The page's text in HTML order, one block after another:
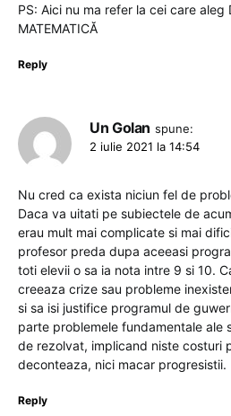
PS: Aici nu ma refer la cei care aleg
MATEMATICĂ
Reply
Un Golan spune:
2 iulie 2021 la 14:54
Nu cred ca exista niciun fel de
Daca va uitati pe subiectele de
erau mult mai complicate si mai
profesor preda dupa aceeasi
toti elevii o sa ia nota intre 9 si 10.
creeaza crize sau probleme
si sa isi justifice programul de
parte problemele fundamentale ale
de rezolvat, implicand niste costuri
deconteaza, nici macar progresistii.
Reply